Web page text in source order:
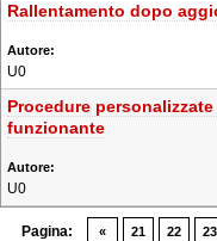
Rallentamento dopo
U0
Procedure
funzionante
U0
Pagina: « 21 22 23